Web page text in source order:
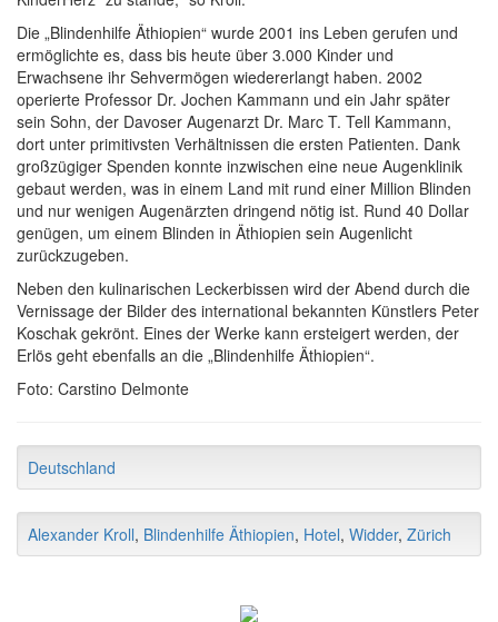
Die „Blindenhilfe Äthiopien“ wurde 2001 ins Leben gerufen und
ermöglichte es, dass bis heute über 3.000 Kinder und
Erwachsene ihr Sehvermögen wiedererlangt haben. 2002
operierte Professor Dr. Jochen Kammann und ein Jahr später
sein Sohn, der Davoser Augenarzt Dr. Marc T. Tell Kammann,
dort unter primitivsten Verhältnissen die ersten Patienten. Dank
großzügiger Spenden konnte inzwischen eine neue Augenklinik
gebaut werden, was in einem Land mit rund einer Million Blinden
und nur wenigen Augenärzten dringend nötig ist. Rund 40 Dollar
genügen, um einem Blinden in Äthiopien sein Augenlicht
zurückzugeben.
Neben den kulinarischen Leckerbissen wird der Abend durch die
Vernissage der Bilder des international bekannten Künstlers Peter
Koschak gekrönt. Eines der Werke kann ersteigert werden, der
Erlös geht ebenfalls an die „Blindenhilfe Äthiopien“.
Foto: Carstino Delmonte
Deutschland
Alexander Kroll, Blindenhilfe Äthiopien, Hotel, Widder, Zürich